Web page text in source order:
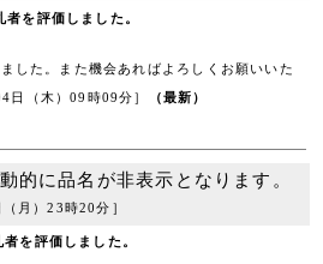
を評価しました。
した。また機会あればよろしくお願いいた
日（木）09時09分］ （最新）
的に品名が非表示となります。
月）23時20分］
を評価しました。